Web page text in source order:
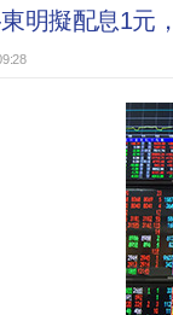
東明擬配息1元